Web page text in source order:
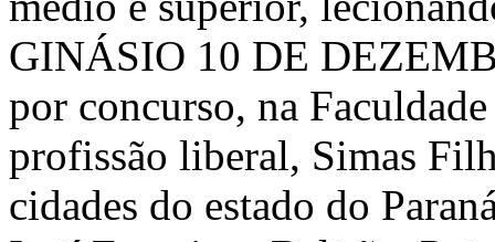
GINÁSIO 10 DE
por concurso, na
profissão liberal, Simas
cidades do estado do